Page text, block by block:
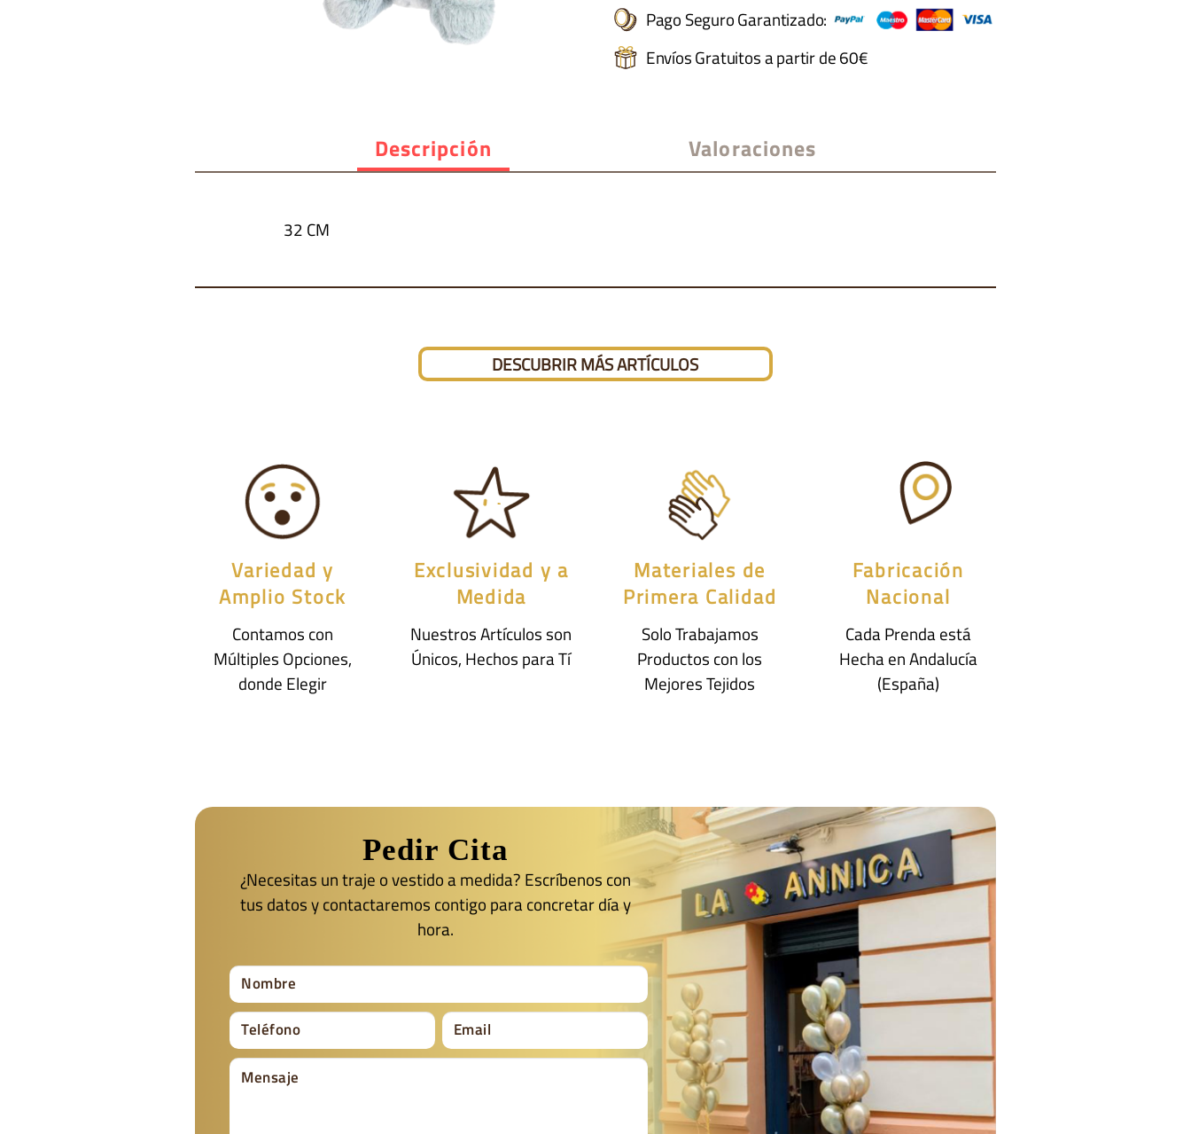
GRANDE
cantidad
Pago Seguro Garantizado:
Envíos Gratuitos a partir de 60€
Descripción Valoraciones
32 CM
DESCUBRIR MÁS ARTÍCULOS
Variedad y
Amplio Stock
Contamos con
Múltiples Opciones,
donde Elegir
Exclusividad y a
Medida
Nuestros Artículos son
Únicos, Hechos para Tí
Materiales de
Primera Calidad
Solo Trabajamos
Productos con los
Mejores Tejidos
Fabricación
Nacional
Cada Prenda está
Hecha en Andalucía
(España)
Pedir Cita
¿Necesitas un traje o vestido a medida? Escríbenos con
tus datos y contactaremos contigo para concretar día y
hora.